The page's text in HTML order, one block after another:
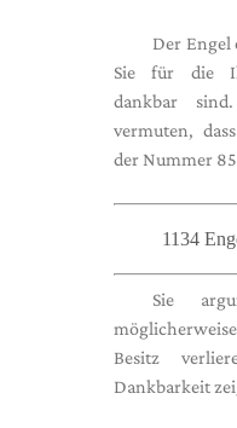
Der Engel
Sie für die
dankbar
vermuten,
der Nummer
1134
Sie
Besitz
Dankbarkeit